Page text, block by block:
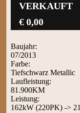
VERKAUFT
€ 0,00
Baujahr:
07/2013
Farbe:
Tiefschwarz Metallic
Laufleistung:
81.900KM
Leistung:
162kW (220PK) ->